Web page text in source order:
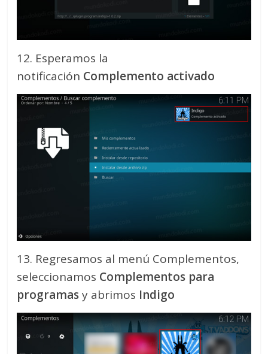
12. Esperamos la
notificación Complemento activado
13. Regresamos al menú Complementos,
seleccionamos Complementos para
programasy abrimos Indigo